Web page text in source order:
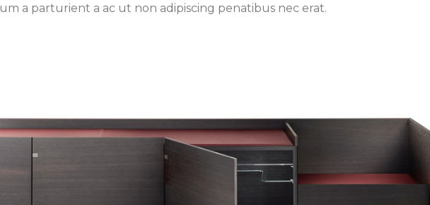
a parturient a ac ut non adipiscing penatibus nec erat.